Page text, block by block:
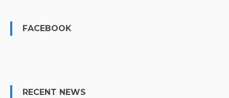
FACEBOOK
RECENT NEWS